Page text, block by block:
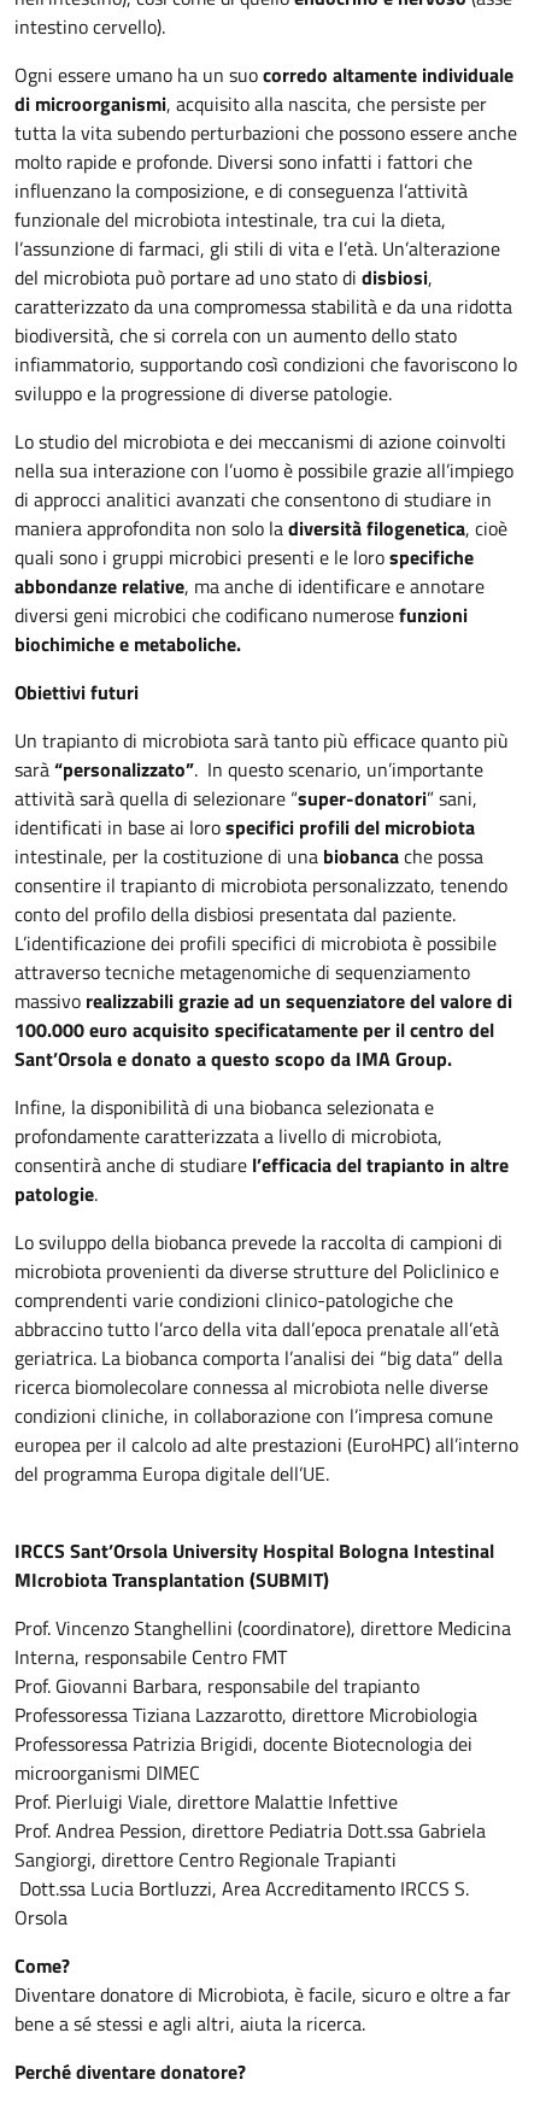
intestino cervello).
Ogni essere umano ha un suocorredo altamente individuale
di microorganismi, acquisito alla nascita, che persiste per
tutta la vita subendo perturbazioni che possono essere anche
molto rapide e profonde. Diversi sono infatti i fattori che
influenzano la composizione, e di conseguenza l’attività
funzionale del microbiota intestinale, tra cui la dieta,
l’assunzione di farmaci, gli stili di vita e l’età. Un’alterazione
del microbiota può portare ad uno stato di disbiosi,
caratterizzato da una compromessa stabilità e da una ridotta
biodiversità, che si correla con un aumento dello stato
infiammatorio, supportando così condizioni che favoriscono lo
sviluppo e la progressione di diverse patologie.
Lo studio del microbiota e dei meccanismi di azione coinvolti
nella sua interazione con l’uomo è possibile grazie all’impiego
di approcci analitici avanzati che consentono di studiare in
maniera approfondita non solo ladiversità filogenetica, cioè
quali sono i gruppi microbici presenti e le lorospecifiche
abbondanze relative, ma anche di identificare e annotare
diversi geni microbici che codificano numerosefunzioni
biochimiche e metaboliche.
Obiettivi futuri
Un trapianto di microbiota sarà tanto più efficace quanto più
sarà“personalizzato”. In questo scenario, un’importante
attività sarà quella di selezionare “super-donatori” sani,
identificati in base ai lorospecifici profili del microbiota
intestinale, per la costituzione di una biobancache possa
consentire il trapianto di microbiota personalizzato, tenendo
conto del profilo della disbiosi presentata dal paziente.
L’identificazione dei profili specifici di microbiota è possibile
attraverso tecniche metagenomiche di sequenziamento
massivo realizzabili grazie ad un sequenziatore del valore di
100.000 euro acquisito specificatamente per il centro del
Sant’Orsola e donato a questo scopo da IMA Group.
Infine, la disponibilità di una biobanca selezionata e
profondamente caratterizzata a livello di microbiota,
consentirà anche di studiare l’efficacia del trapianto in altre
patologie.
Lo sviluppo della biobanca prevede la raccolta di campioni di
microbiota provenienti da diverse strutture del Policlinico e
comprendenti varie condizioni clinico-patologiche che
abbraccino tutto l’arco della vita dall’epoca prenatale all’età
geriatrica. La biobanca comporta l’analisi dei “big data” della
ricerca biomolecolare connessa al microbiota nelle diverse
condizioni cliniche, in collaborazione con l’impresa comune
europea per il calcolo ad alte prestazioni (EuroHPC) all’interno
del programma Europa digitale dell’UE.
IRCCS Sant’Orsola University Hospital Bologna Intestinal
MIcrobiota Transplantation (SUBMIT)
Prof. Vincenzo Stanghellini (coordinatore), direttore Medicina
Interna, responsabile Centro FMT
Prof. Giovanni Barbara, responsabile del trapianto
Professoressa Tiziana Lazzarotto, direttore Microbiologia
Professoressa Patrizia Brigidi, docente Biotecnologia dei
microorganismi DIMEC
Prof. Pierluigi Viale, direttore Malattie Infettive
Prof. Andrea Pession, direttore Pediatria Dott.ssa Gabriela
Sangiorgi, direttore Centro Regionale Trapianti
Dott.ssa Lucia Bortluzzi, Area Accreditamento IRCCS S.
Orsola
Come?
Diventare donatore di Microbiota, è facile, sicuro e oltre a far
bene a sé stessi e agli altri, aiuta la ricerca.
Perché diventare donatore?